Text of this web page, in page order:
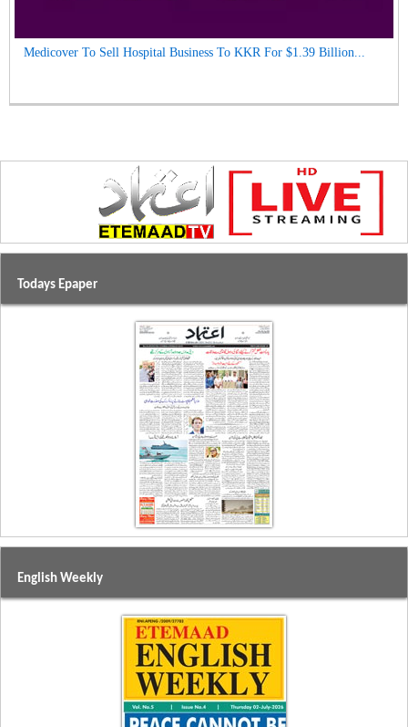
Medicover To Sell Hospital Business To KKR For $1.39 Billion...
Todays Epaper
English Weekly